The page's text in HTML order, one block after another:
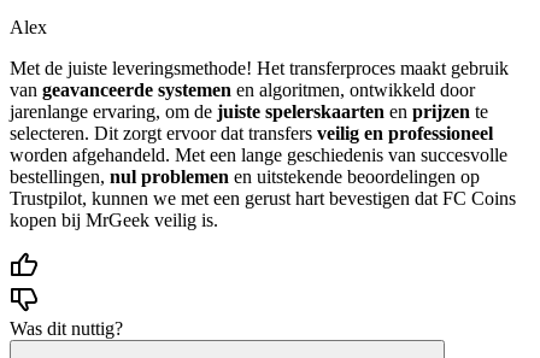
Alex
Met de juiste leveringsmethode! Het transferproces maakt gebruik
van geavanceerde systemen en algoritmen, ontwikkeld door
jarenlange ervaring, om de juiste spelerskaarten en prijzen te
selecteren. Dit zorgt ervoor dat transfers veilig en professioneel
worden afgehandeld. Met een lange geschiedenis van succesvolle
bestellingen, nul problemen en uitstekende beoordelingen op
Trustpilot, kunnen we met een gerust hart bevestigen dat FC Coins
kopen bij MrGeek veilig is.
Was dit nuttig?